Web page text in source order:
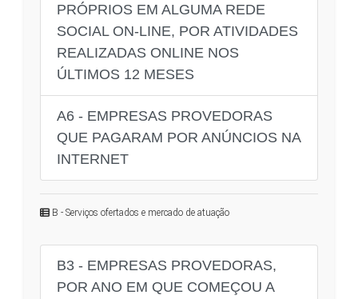
PRÓPRIOS EM ALGUMA REDE
SOCIAL ON-LINE, POR ATIVIDADES
REALIZADAS ONLINE NOS
ÚLTIMOS 12 MESES
A6 - EMPRESAS PROVEDORAS
QUE PAGARAM POR ANÚNCIOS NA
INTERNET
B - Serviços ofertados e mercado de atuação
B3 - EMPRESAS PROVEDORAS,
POR ANO EM QUE COMEÇOU A